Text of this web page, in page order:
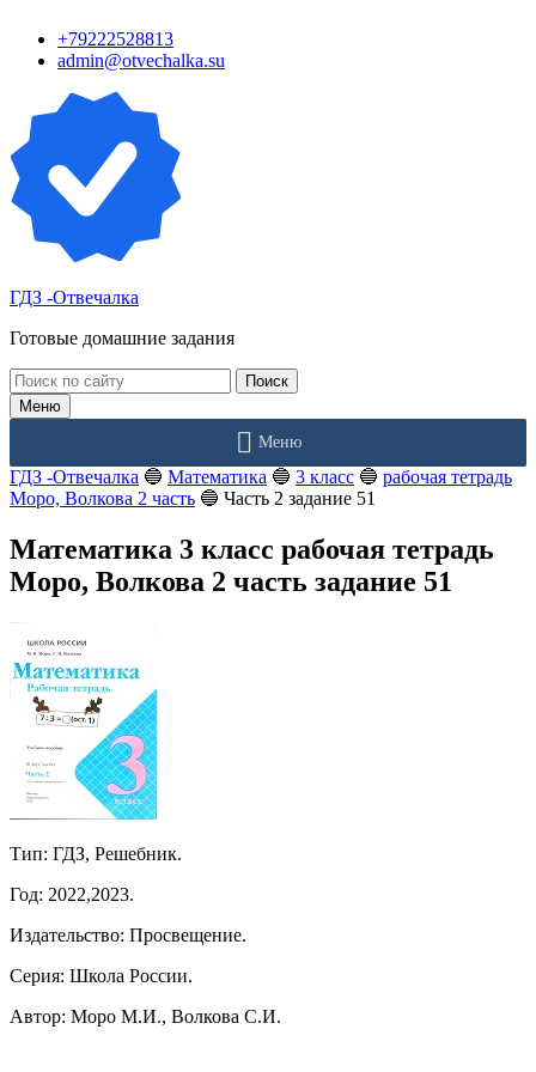
контенту
+79222528813
admin@otvechalka.su
ГДЗ -Отвечалка
Готовые домашние задания
Поиск:
Меню
Меню
ГДЗ -Отвечалка 🔵 Математика 🔵 3 класс 🔵 рабочая тетрадь
Моро, Волкова 2 часть 🔵 Часть 2 задание 51
Математика 3 класс рабочая тетрадь
Моро, Волкова 2 часть задание 51
Тип: ГДЗ, Решебник.
Год: 2022,2023.
Издательство: Просвещение.
Серия: Школа России.
Автор: Моро М.И., Волкова С.И.